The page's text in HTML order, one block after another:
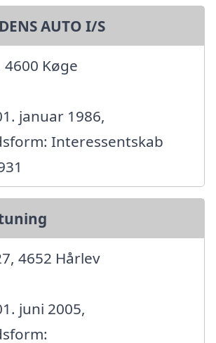
AUTO I/S
Køge
januar 1986,
Interessentskab
4652 Hårlev
juni 2005,